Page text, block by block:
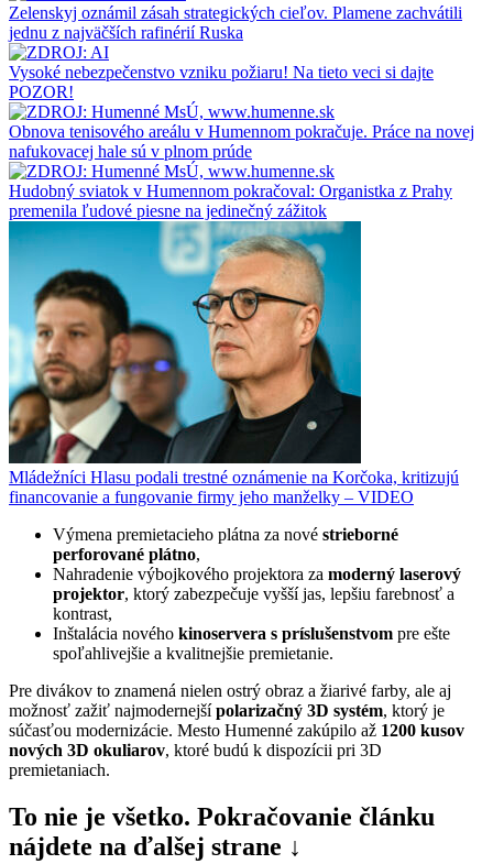
Zelenskyj oznámil zásah strategických cieľov. Plamene zachvátili
jednu z najväčších rafinérií Ruska
Vysoké nebezpečenstvo vzniku požiaru! Na tieto veci si dajte
POZOR!
Obnova tenisového areálu v Humennom pokračuje. Práce na novej
nafukovacej hale sú v plnom prúde
Hudobný sviatok v Humennom pokračoval: Organistka z Prahy
premenila ľudové piesne na jedinečný zážitok
Mládežníci Hlasu podali trestné oznámenie na Korčoka, kritizujú
financovanie a fungovanie firmy jeho manželky – VIDEO
Výmena premietacieho plátna za nové strieborné
perforované plátno,
Nahradenie výbojkového projektora za moderný laserový
projektor, ktorý zabezpečuje vyšší jas, lepšiu farebnosť a
kontrast,
Inštalácia nového kinoservera s príslušenstvom pre ešte
spoľahlivejšie a kvalitnejšie premietanie.
Pre divákov to znamená nielen ostrý obraz a žiarivé farby, ale aj
možnosť zažiť najmodernejšípolarizačný 3D systém, ktorý je
súčasťou modernizácie. Mesto Humenné zakúpilo až 1200 kusov
nových 3D okuliarov, ktoré budú k dispozícii pri 3D
premietaniach.
To nie je všetko. Pokračovanie článku
nájdete na ďalšej strane ↓